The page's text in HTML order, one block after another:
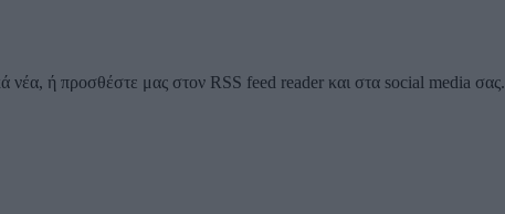
νέα, ή προσθέστε μας στον RSS feed reader και στα social media σας.